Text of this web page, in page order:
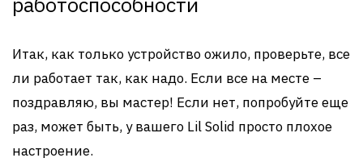
Итак, как только устройство ожило, проверьте, все
ли работает так, как надо. Если все на месте –
поздравляю, вы мастер! Если нет, попробуйте еще
раз, может быть, у вашего Lil Solid просто плохое
настроение.